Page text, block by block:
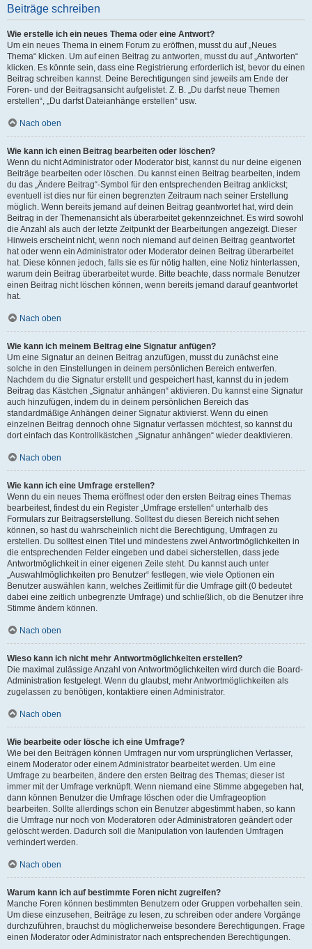
Beiträge schreiben
Wie erstelle ich ein neues Thema oder eine Antwort?
Um ein neues Thema in einem Forum zu eröffnen, musst du auf „Neues
Thema“ klicken. Um auf einen Beitrag zu antworten, musst du auf „Antworten“
klicken. Es könnte sein, dass eine Registrierung erforderlich ist, bevor du einen
Beitrag schreiben kannst. Deine Berechtigungen sind jeweils am Ende der
Foren- und der Beitragsansicht aufgelistet. Z. B. „Du darfst neue Themen
erstellen“, „Du darfst Dateianhänge erstellen“ usw.
Nach oben
Wie kann ich einen Beitrag bearbeiten oder löschen?
Wenn du nicht Administrator oder Moderator bist, kannst du nur deine eigenen
Beiträge bearbeiten oder löschen. Du kannst einen Beitrag bearbeiten, indem
du das „Ändere Beitrag“-Symbol für den entsprechenden Beitrag anklickst;
eventuell ist dies nur für einen begrenzten Zeitraum nach seiner Erstellung
möglich. Wenn bereits jemand auf deinen Beitrag geantwortet hat, wird dein
Beitrag in der Themenansicht als überarbeitet gekennzeichnet. Es wird sowohl
die Anzahl als auch der letzte Zeitpunkt der Bearbeitungen angezeigt. Dieser
Hinweis erscheint nicht, wenn noch niemand auf deinen Beitrag geantwortet
hat oder wenn ein Administrator oder Moderator deinen Beitrag überarbeitet
hat. Diese können jedoch, falls sie es für nötig halten, eine Notiz hinterlassen,
warum dein Beitrag überarbeitet wurde. Bitte beachte, dass normale Benutzer
einen Beitrag nicht löschen können, wenn bereits jemand darauf geantwortet
hat.
Nach oben
Wie kann ich meinem Beitrag eine Signatur anfügen?
Um eine Signatur an deinen Beitrag anzufügen, musst du zunächst eine
solche in den Einstellungen in deinem persönlichen Bereich entwerfen.
Nachdem du die Signatur erstellt und gespeichert hast, kannst du in jedem
Beitrag das Kästchen „Signatur anhängen“ aktivieren. Du kannst eine Signatur
auch hinzufügen, indem du in deinem persönlichen Bereich das
standardmäßige Anhängen deiner Signatur aktivierst. Wenn du einen
einzelnen Beitrag dennoch ohne Signatur verfassen möchtest, so kannst du
dort einfach das Kontrollkästchen „Signatur anhängen“ wieder deaktivieren.
Nach oben
Wie kann ich eine Umfrage erstellen?
Wenn du ein neues Thema eröffnest oder den ersten Beitrag eines Themas
bearbeitest, findest du ein Register „Umfrage erstellen“ unterhalb des
Formulars zur Beitragserstellung. Solltest du diesen Bereich nicht sehen
können, so hast du wahrscheinlich nicht die Berechtigung, Umfragen zu
erstellen. Du solltest einen Titel und mindestens zwei Antwortmöglichkeiten in
die entsprechenden Felder eingeben und dabei sicherstellen, dass jede
Antwortmöglichkeit in einer eigenen Zeile steht. Du kannst auch unter
„Auswahlmöglichkeiten pro Benutzer“ festlegen, wie viele Optionen ein
Benutzer auswählen kann, welches Zeitlimit für die Umfrage gilt (0 bedeutet
dabei eine zeitlich unbegrenzte Umfrage) und schließlich, ob die Benutzer ihre
Stimme ändern können.
Nach oben
Wieso kann ich nicht mehr Antwortmöglichkeiten erstellen?
Die maximal zulässige Anzahl von Antwortmöglichkeiten wird durch die Board-
Administration festgelegt. Wenn du glaubst, mehr Antwortmöglichkeiten als
zugelassen zu benötigen, kontaktiere einen Administrator.
Nach oben
Wie bearbeite oder lösche ich eine Umfrage?
Wie bei den Beiträgen können Umfragen nur vom ursprünglichen Verfasser,
einem Moderator oder einem Administrator bearbeitet werden. Um eine
Umfrage zu bearbeiten, ändere den ersten Beitrag des Themas; dieser ist
immer mit der Umfrage verknüpft. Wenn niemand eine Stimme abgegeben hat,
dann können Benutzer die Umfrage löschen oder die Umfrageoption
bearbeiten. Sollte allerdings schon ein Benutzer abgestimmt haben, so kann
die Umfrage nur noch von Moderatoren oder Administratoren geändert oder
gelöscht werden. Dadurch soll die Manipulation von laufenden Umfragen
verhindert werden.
Nach oben
Warum kann ich auf bestimmte Foren nicht zugreifen?
Manche Foren können bestimmten Benutzern oder Gruppen vorbehalten sein.
Um diese einzusehen, Beiträge zu lesen, zu schreiben oder andere Vorgänge
durchzuführen, brauchst du möglicherweise besondere Berechtigungen. Frage
einen Moderator oder Administrator nach entsprechenden Berechtigungen.